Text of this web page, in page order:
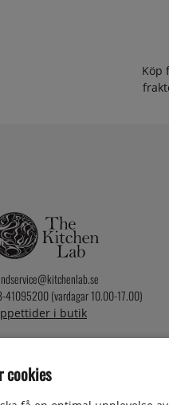
Köp
41095200 (vardagar 10.00-17.00)
i butik
cookies